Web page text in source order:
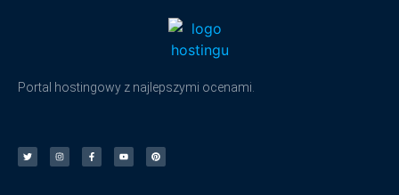
Portal hostingowy z najlepszymi ocenami.